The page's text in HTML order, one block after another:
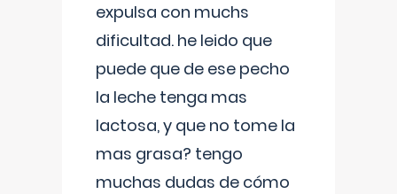
expulsa con muchs
dificultad. he leido que
puede que de ese pecho
la leche tenga mas
lactosa, y que no tome la
mas grasa? tengo
muchas dudas de cómo